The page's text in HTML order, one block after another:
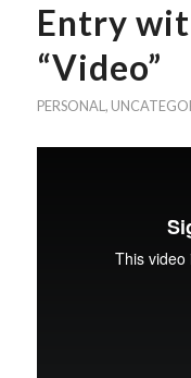
Entry
“Video”
PERSONAL ,